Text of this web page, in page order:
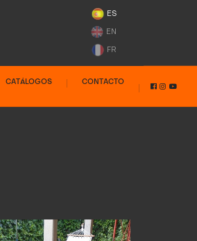
ES
EN
FR
CATÁLOGOS CONTACTO